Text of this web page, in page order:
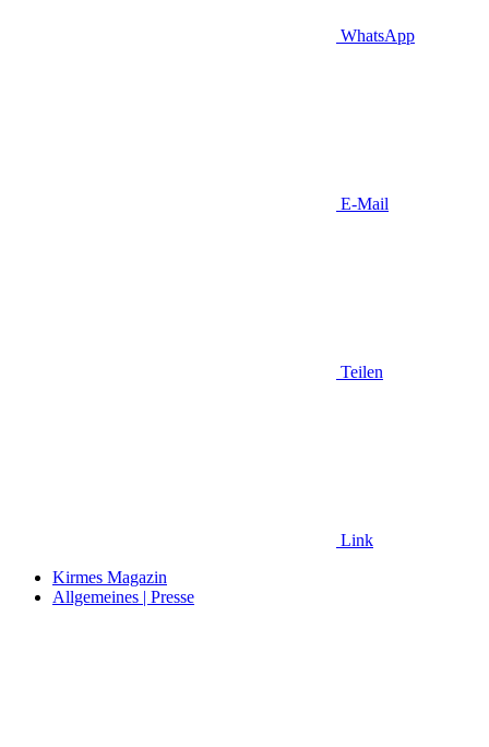
WhatsApp
E-Mail
Teilen
Link
Kirmes Magazin
Allgemeines | Presse